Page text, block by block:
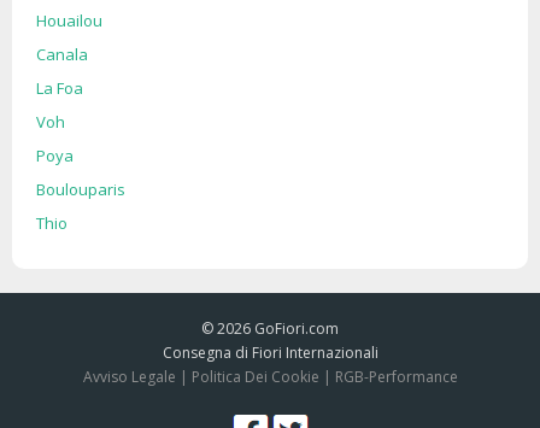
Houailou
Canala
La Foa
Voh
Poya
Boulouparis
Thio
© 2026 GoFiori.com
Consegna di Fiori Internazionali
Avviso Legale | Politica Dei Cookie | RGB-Performance